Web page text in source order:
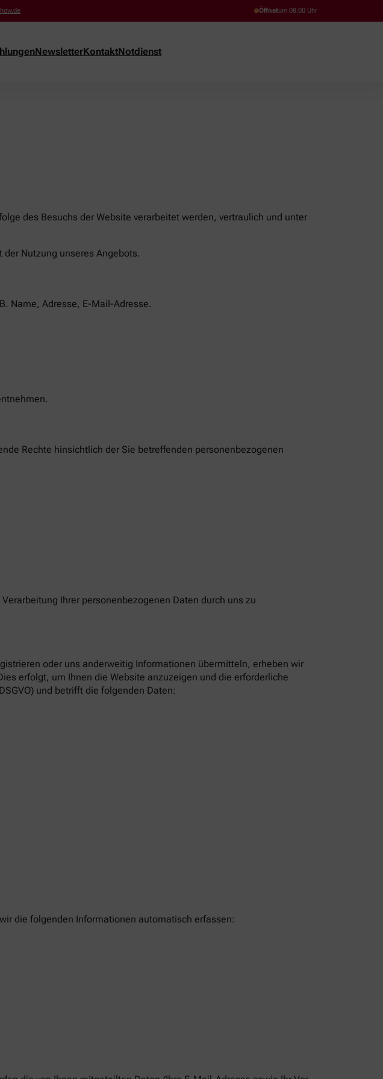
Öffnetum 08:00 Uhr
NewsletterKontaktNotdienst
des Besuchs der Website verarbeitet werden, vertraulich und unter
Nutzung unseres Angebots.
Name, Adresse, E-Mail-Adresse.
Rechte hinsichtlich der Sie betreffenden personenbezogenen
Ihrer personenbezogenen Daten durch uns zu
oder uns anderweitig Informationen übermitteln, erheben wir
erfolgt, um Ihnen die Website anzuzeigen und die erforderliche
und betrifft die folgenden Daten:
die folgenden Informationen automatisch erfassen: